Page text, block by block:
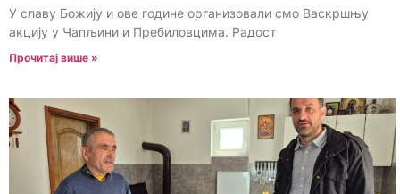
У славу Божију и ове године организовали смо Васкршњу
акцију у Чапљини и Пребиловцима. Радост
Прочитај више »